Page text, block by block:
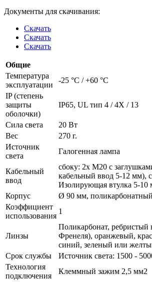
Документы для скачивания:
Скачать
Скачать
Скачать
Общие
Температура
эксплуатации
-25 °C / +60 °C
IP (степень
защиты
оболочки)
IP65, UL тип 4 / 4X / 13
Сила света
20 Вт
Вес
270 г.
Источник
света
Галогенная лампа
Кабельный
ввод
сбоку: 2x M20 с
кабельный ввод 5-12 мм),
Изолирующая втулка 5-10
Корпус
Ø 90 мм,
Коэффициент
использования
1
Линзы
Поликарбонат, ребристый
Френеля), оранжевый,
синий, зеленый или
Срок службы
Источник света: 1500 -
Технология
подключения
Клеммный зажим 2,5 мм2